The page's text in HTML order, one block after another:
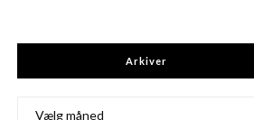
Arkiver